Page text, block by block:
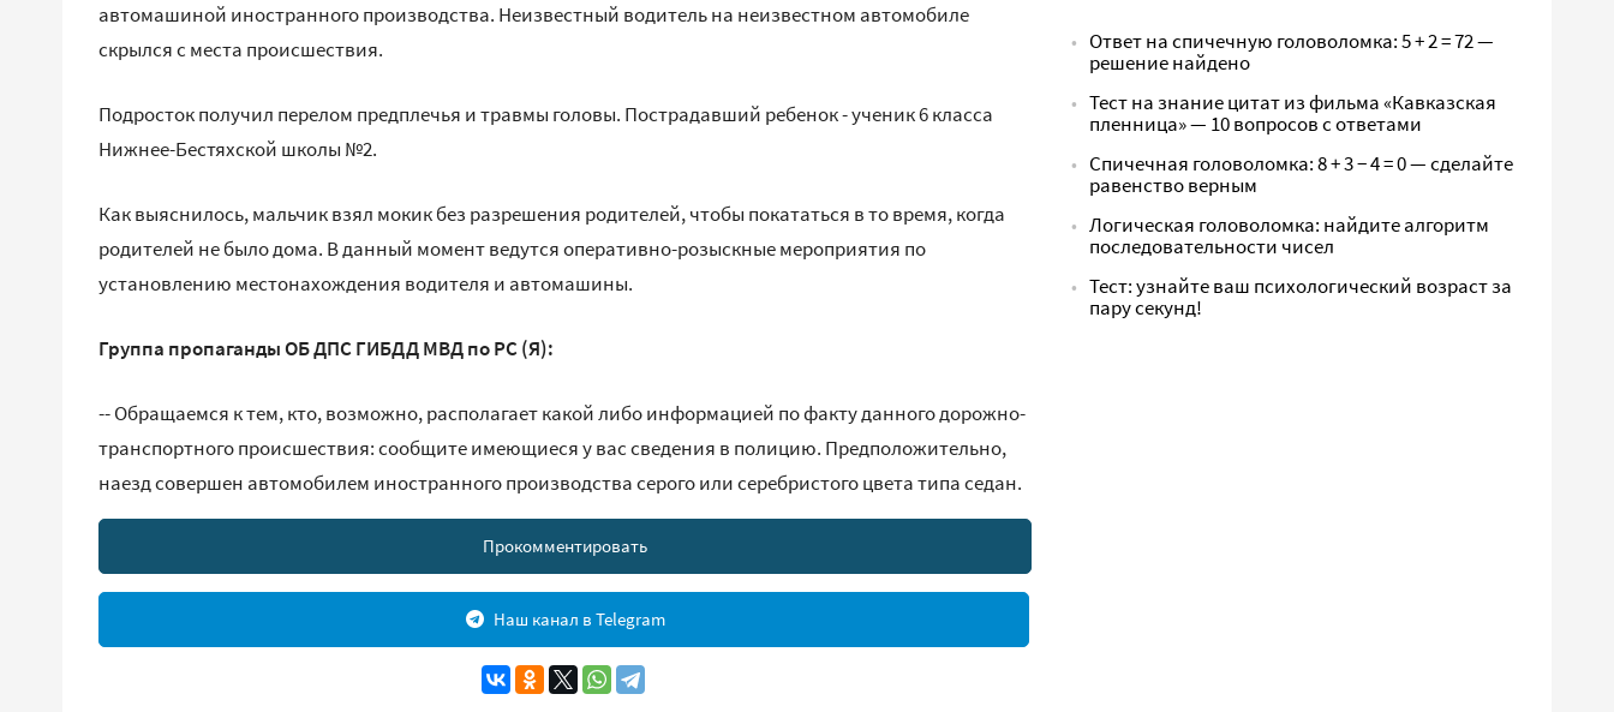
автомашиной иностранного производства. Неизвестный водитель на неизвестном автомобиле
скрылся с места происшествия.
Подросток получил перелом предплечья и травмы головы. Пострадавший ребенок - ученик 6 класса
Нижнее-Бестяхской школы №2.
Как выяснилось, мальчик взял мокик без разрешения родителей, чтобы покататься в то время, когда
родителей не было дома. В данный момент ведутся оперативно-розыскные мероприятия по
установлению местонахождения водителя и автомашины.
Группа пропаганды ОБ ДПС ГИБДД МВД по РС (Я):
-- Обращаемся к тем, кто, возможно, располагает какой либо информацией по факту данного дорожно-
транспортного происшествия: сообщите имеющиеся у вас сведения в полицию. Предположительно,
наезд совершен автомобилем иностранного производства серого или серебристого цвета типа седан.
Прокомментировать
Наш канал в Telegram
Ответ на спичечную головоломка: 5 + 2 = 72 —
решение найдено
Тест на знание цитат из фильма «Кавказская
пленница» — 10 вопросов с ответами
Спичечная головоломка: 8 + 3 − 4 = 0 — сделайте
равенство верным
Логическая головоломка: найдите алгоритм
последовательности чисел
Тест: узнайте ваш психологический возраст за
пару секунд!